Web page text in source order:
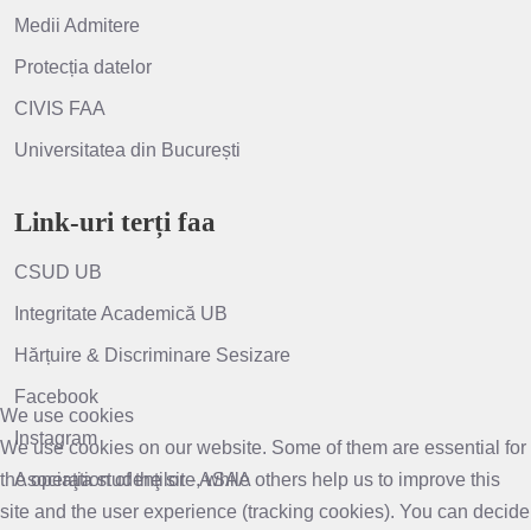
Medii Admitere
Protecția datelor
CIVIS FAA
Universitatea din București
Link-uri terți faa
CSUD UB
Integritate Academică UB
Hărțuire & Discriminare Sesizare
Facebook
Instagram
Asociaţia studenţilor - ASAA
We use cookies
We use cookies on our website. Some of them are essential for
the operation of the site, while others help us to improve this
site and the user experience (tracking cookies). You can decide